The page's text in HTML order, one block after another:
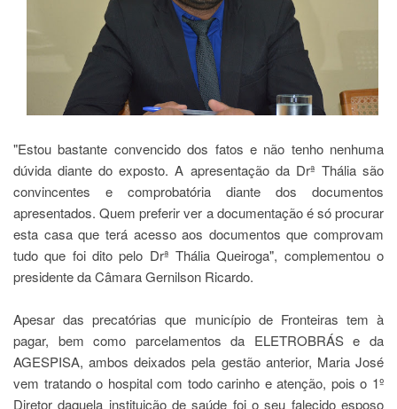
"Estou bastante convencido dos fatos e não tenho nenhuma
dúvida diante do exposto. A apresentação da Drª Thália são
convincentes e comprobatória diante dos documentos
apresentados. Quem preferir ver a documentação é só procurar
esta casa que terá acesso aos documentos que comprovam
tudo que foi dito pelo Drª Thália Queiroga", complementou o
presidente da Câmara Gernilson Ricardo.
Apesar das precatórias que município de Fronteiras tem à
pagar, bem como parcelamentos da ELETROBRÁS e da
AGESPISA, ambos deixados pela gestão anterior, Maria José
vem tratando o hospital com todo carinho e atenção, pois o 1º
Diretor daquela instituição de saúde foi o seu falecido esposo